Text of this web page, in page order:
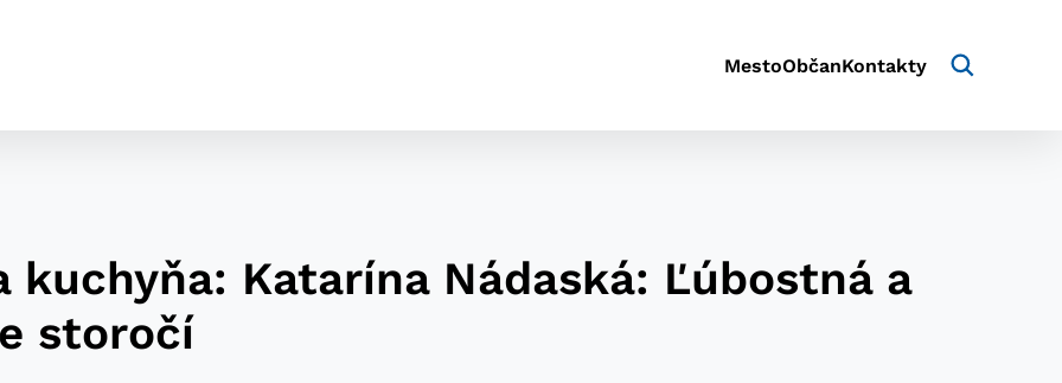
MestoObčanKontakty
kuchyňa: Katarína Nádaská: Ľúbostná a
storočí